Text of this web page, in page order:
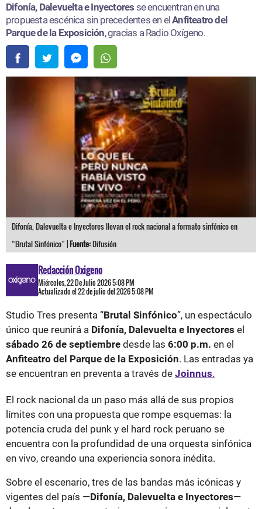
Difonía, Dalevuelta e Inyectores se encuentran en una
propuesta escénica sin precedentes en elAnfiteatro del
Parque de la Exposición, gracias a Radio Oxígeno.
Difonía, Dalevuelta e Inyectores llevan el rock nacional a formato sinfónico en
“Brutal Sinfónico” |Fuente:Difusión
Redacción Oxigeno
Miércoles, 22 De Julio 2026 5:08 PM
Actualizado el 22 de julio del 2026 5:08 PM
Studio Tres presenta “Brutal Sinfónico”, un espectáculo
único que reunirá a Difonía, Dalevuelta e Inyectores el
sábado 26 de septiembre desde las 6:00 p.m. en el
Anfiteatro del Parque de la Exposición. Las entradas ya
se encuentran en preventa a través de Joinnus.
El rock nacional da un paso más allá de sus propios
límites con una propuesta que rompe esquemas: la
potencia cruda del punk y el hard rock peruano se
encuentra con la profundidad de una orquesta sinfónica
en vivo, creando una experiencia sonora inédita.
Sobre el escenario, tres de las bandas más icónicas y
vigentes del país —Difonía, Dalevuelta e Inyectores—